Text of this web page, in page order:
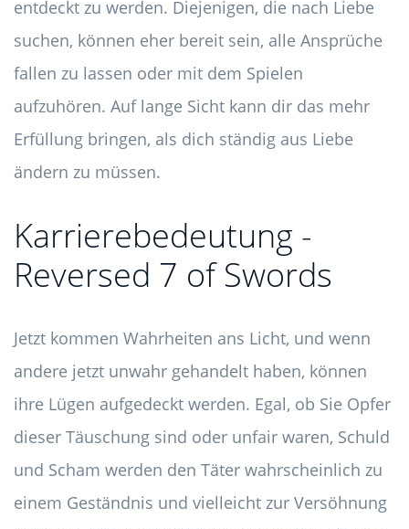
entdeckt zu werden. Diejenigen, die nach Liebe
suchen, können eher bereit sein, alle Ansprüche
fallen zu lassen oder mit dem Spielen
aufzuhören. Auf lange Sicht kann dir das mehr
Erfüllung bringen, als dich ständig aus Liebe
ändern zu müssen.
Karrierebedeutung -
Reversed 7 of Swords
Jetzt kommen Wahrheiten ans Licht, und wenn
andere jetzt unwahr gehandelt haben, können
ihre Lügen aufgedeckt werden. Egal, ob Sie Opfer
dieser Täuschung sind oder unfair waren, Schuld
und Scham werden den Täter wahrscheinlich zu
einem Geständnis und vielleicht zur Versöhnung